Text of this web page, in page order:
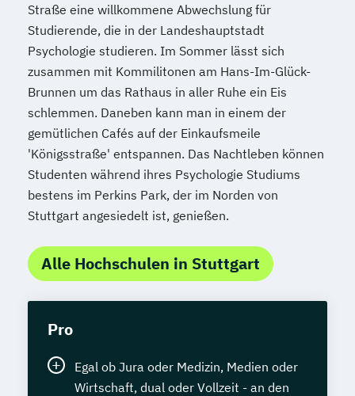
Straße eine willkommene Abwechslung für
Studierende, die in der Landeshauptstadt
Psychologie studieren. Im Sommer lässt sich
zusammen mit Kommilitonen am Hans-Im-Glück-
Brunnen um das Rathaus in aller Ruhe ein Eis
schlemmen. Daneben kann man in einem der
gemütlichen Cafés auf der Einkaufsmeile
'Königsstraße' entspannen. Das Nachtleben können
Studenten während ihres Psychologie Studiums
bestens im Perkins Park, der im Norden von
Stuttgart angesiedelt ist, genießen.
Alle Hochschulen in Stuttgart
Pro
Egal ob Jura oder Medizin, Medien oder
Wirtschaft, dual oder Vollzeit - an den